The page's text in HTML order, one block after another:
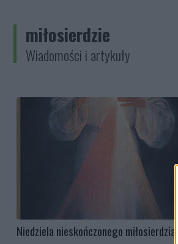
miłosierdzie
Wiadomości i artykuły
Niedziela nieskończonego miłosierdzia